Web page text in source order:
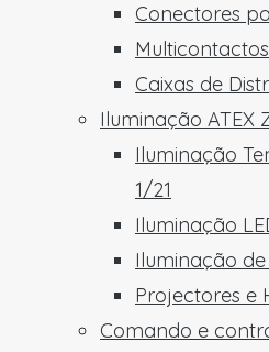
Conectores
Caixas de
Iluminação ATEX
Iluminação
1/21
Iluminação
Iluminação
Projectores e
Comando e